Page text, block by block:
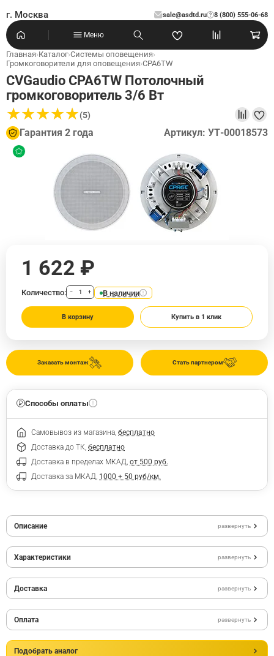
г. Москва sale@asdtd.ru 8 (800) 555-06-68
?
Меню
Главная›Каталог›Системы оповещения›
Громкоговорители для оповещения›CPA6TW
CVGaudio CPA6TW Потолочный
громкоговоритель 3/6 Вт
★★★★★
★★★★★(5)
Гарантия 2 года Артикул: УТ-00018573
Стать партнером
Заказать монтаж
1 622 ₽
Количество: − + В наличии
В корзину Купить в 1 клик
Способы оплаты
Самовывоз из магазина, бесплатно
Доставка до ТК, бесплатно
Доставка в пределах МКАД, от 500 руб.
Доставка за МКАД, 1000 + 50 руб/км.
Описание развернуть
Характеристики развернуть
Доставка развернуть
Оплата развернуть
Подобрать аналог